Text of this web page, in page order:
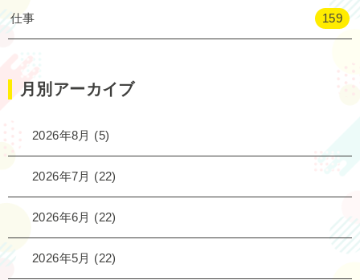
仕事 159
月別アーカイブ
2026年8月 (5)
2026年7月 (22)
2026年6月 (22)
2026年5月 (22)